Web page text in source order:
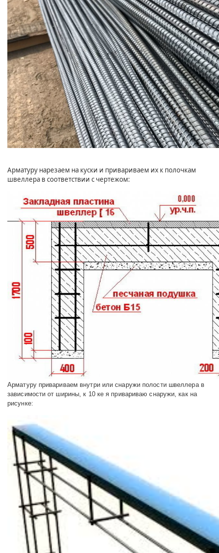
Арматуру нарезаем на куски и привариваем их к полочкам
швеллера в соответствии с чертежом:
Арматуру привариваем внутри или снаружи полости швеллера в
зависимости от ширины, к 10 ке я привариваю снаружи, как на
рисунке: